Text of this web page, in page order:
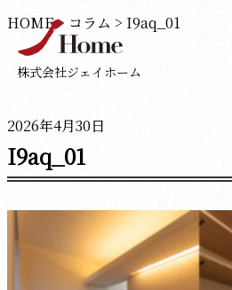
株式会社ジェイホーム
HOME> コラム > I9aq_01
2026年4月30日
I9aq_01